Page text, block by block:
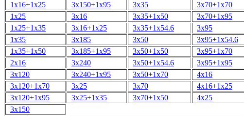
1х16+1х25
3х150+1х95 3х35
3х70+1х70
1х25
3х16 3х35+1х50
3х70+1х95
1х25+1х35
3х16+1х25 3х35+1х54.6
3х95
1х35
3х185 3х50
3х95+1х54.6
1х35+1х50
3х185+1х95 3х50+1х50
3х95+1х70
2х16
3х240 3х50+1х54.6
3х95+1х95
3х120
3х240+1х95 3х50+1х70
4х16
3х120+1х70
3х25 3х70
4х16+1х25
3х120+1х95
3х25+1х35 3х70+1х50
4х25
3х150